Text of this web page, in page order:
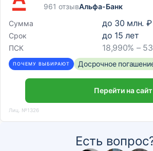
961 отзывАльфа-Банк
Сумма
до 30 млн. ₽
Срок до 15 лет
ПСК 18,990% –
ПОЧЕМУ ВЫБИРАЮТ Досрочное
Перейти на сайт
Лиц. №1326
Есть